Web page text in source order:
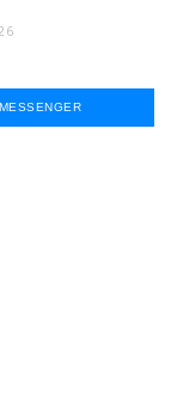
MESSENGER